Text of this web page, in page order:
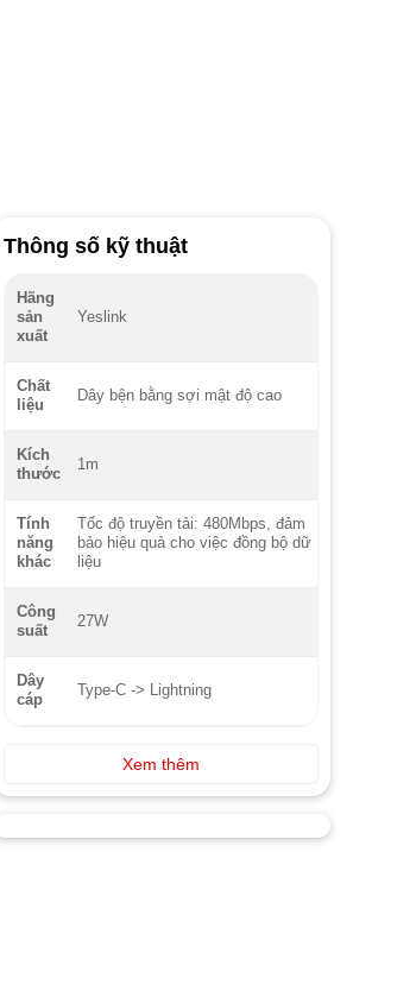
Thông số kỹ thuật
Hãng
sản
xuất
Yeslink
Chất
liệu
Dây bện bằng sợi mật độ cao
Kích
thước
1m
Tính
năng
khác
Tốc độ truyền tải: 480Mbps, đảm
bảo hiệu quả cho việc đồng bộ dữ
liệu
Công
suất
27W
Dây
cáp
Type-C -> Lightning
Xem thêm